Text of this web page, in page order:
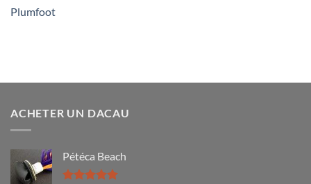
Plumfoot
ACHETER UN DACAU
Pétéca Beach